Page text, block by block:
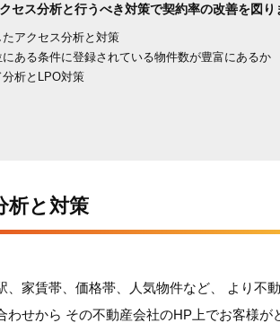
セス分析と行うべき対策で契約率の改善を図り
アクセス分析と対策
ある条件に登録されている物件数が豊富にあるか
析とLPO対策
析と対策
家賃帯、価格帯、人気物件など、 より不
せから その不動産会社のHP上でお客様が